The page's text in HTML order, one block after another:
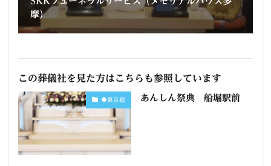
摩）
この葬儀社を見た方はこちらも参照しています
◆東京都 あんしん祭典 船堀駅前